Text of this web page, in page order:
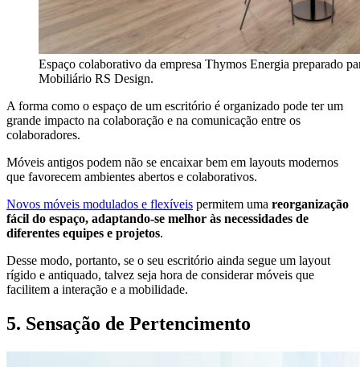
Espaço colaborativo da empresa Thymos Energia preparado
Mobiliário RS Design.
A forma como o espaço de um escritório é organizado pode ter um
grande impacto na colaboração e na comunicação entre os
colaboradores.
Móveis antigos podem não se encaixar bem em layouts modernos
que favorecem ambientes abertos e colaborativos.
Novos móveis modulados e flexíveis permitem uma reorganização
fácil do espaço, adaptando-se melhor às necessidades de
diferentes equipes e projetos.
Desse modo, portanto, se o seu escritório ainda segue um layout
rígido e antiquado, talvez seja hora de considerar móveis que
facilitem a interação e a mobilidade.
5. Sensação de Pertencimento